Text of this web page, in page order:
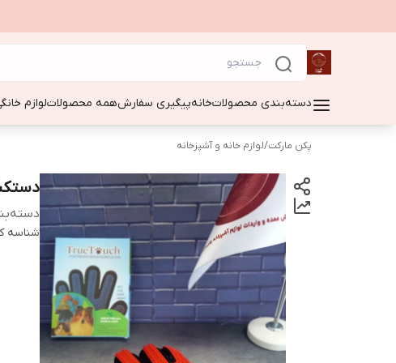
دسته‌بندی محصولاتخانهپیگیری سفارشهمه محصولاتلوازم
پکن مارکت/لوازم خانه و آشپزخانه
شناسه